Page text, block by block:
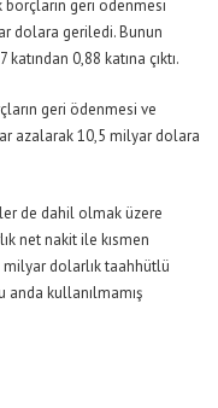
geri ödenmesi
dolara geriledi. Bunun
0,88 katına çıktı.
geri ödenmesi ve
azalarak 10,5 milyar dolara
de dahil olmak üzere
net nakit ile kısmen
dolarlık taahhütlü
anda kullanılmamış